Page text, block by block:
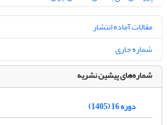
مقالات آماده انتشار
شماره جاری
شماره‌های پیشین نشریه
دوره 16 (1405)